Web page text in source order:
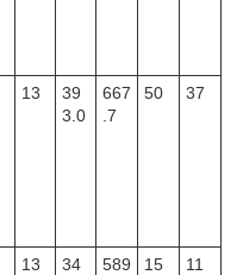
13
39
3.0
667
.7
50 37
13
34
589
15 11